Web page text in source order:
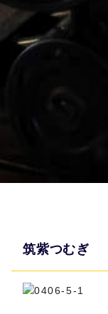
筑紫つむぎ